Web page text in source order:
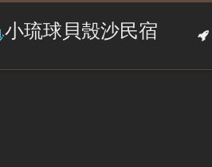
小琉球貝殼沙民宿